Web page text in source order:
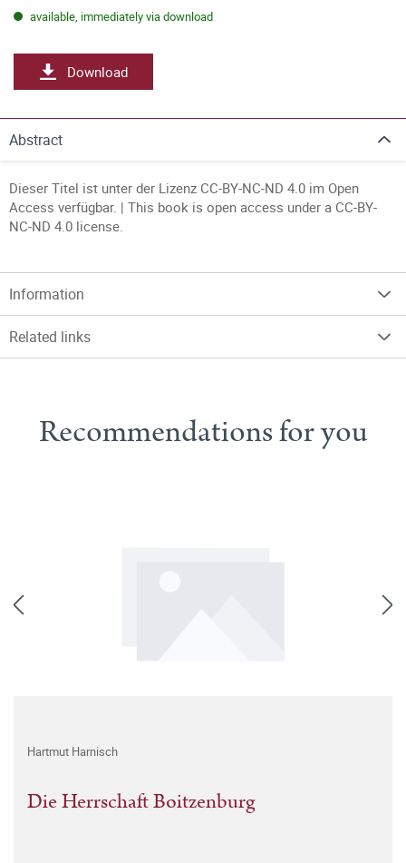
available, immediately via download
Download
Abstract
Dieser Titel ist unter der Lizenz CC-BY-NC-ND 4.0 im Open
Access verfügbar. | This book is open access under a CC-BY-
NC-ND 4.0 license.
Information
Related links
Recommendations for you
Hartmut Harnisch
Die Herrschaft Boitzenburg